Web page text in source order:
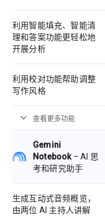
利用智能填充、智能清
理和答案功能更轻松地
开展分析
利用校对功能帮助调整
写作风格
expand_more 查看更多功能
Gemini
Notebook– AI 思
考和研究助手
生成互动式音频概览，
由两位 AI 主持人讲解